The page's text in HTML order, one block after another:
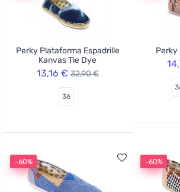
Perky Plataforma Espadrille
Kanvas Tie Dye
13,16 € 32,90 €
36
Perky
-60% -60%